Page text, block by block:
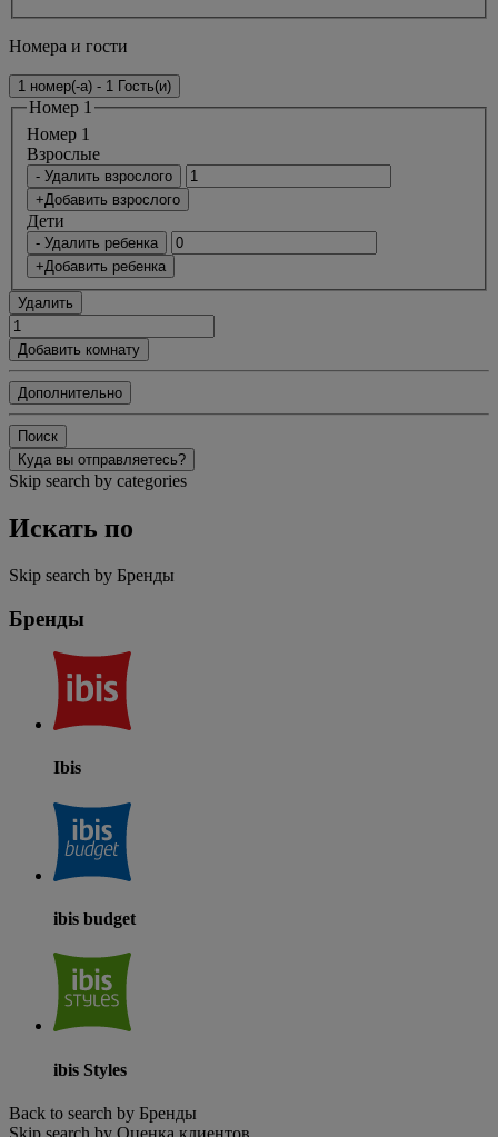
Номера и гости
1 номер(-а) - 1 Гость(и)
Номер 1
Номер 1
Bзрослые
- Удалить взрослого
+Добавить взрослого
Дети
- Удалить ребенка
+Добавить ребенка
Удалить
Добавить комнату
Дополнительно
Поиск
Куда вы отправляетесь?
Skip search by categories
Искать по
Skip search by Бренды
Бренды
Ibis
ibis budget
ibis Styles
Back to search by Бренды
Skip search by Оценка клиентов